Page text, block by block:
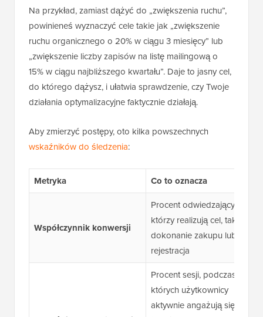
Na przykład, zamiast dążyć do „zwiększenia ruchu”,
powinieneś wyznaczyć cele takie jak „zwiększenie
ruchu organicznego o 20% w ciągu 3 miesięcy” lub
„zwiększenie liczby zapisów na listę mailingową o
15% w ciągu najbliższego kwartału”. Daje to jasny cel,
do którego dążysz, i ułatwia sprawdzenie, czy Twoje
działania optymalizacyjne faktycznie działają.
Aby zmierzyć postępy, oto kilka powszechnych
wskaźników do śledzenia:
Metryka Co to oznacza
Współczynnik konwersji
Procent odwiedzających,
którzy realizują cel, taki jak
dokonanie zakupu lub
rejestracja
Procent sesji, podczas
których użytkownicy
aktywnie angażują się